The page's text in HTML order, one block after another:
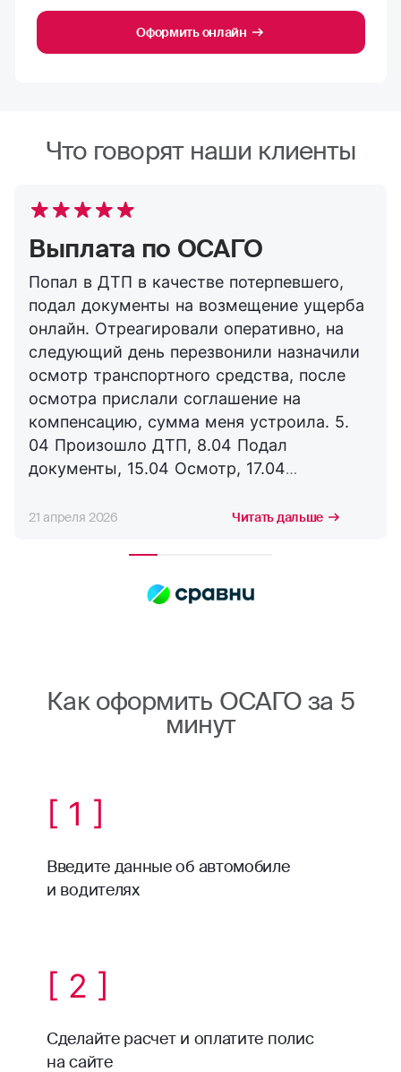
Оформить онлайн
Что говорят наши клиенты
Выплата по ОСАГО
Попал в ДТП в качестве потерпевшего,
подал документы на возмещение ущерба
онлайн. Отреагировали оперативно, на
следующий день перезвонили назначили
осмотр транспортного средства, после
осмотра прислали соглашение на
компенсацию, сумма меня устроила. 5.
04 Произошло ДТП, 8.04 Подал
документы, 15.04 Осмотр, 17.04
сотрудничать с компанией дальше,
21 апреля 2026 Читать дальше
Как оформить ОСАГО за 5
минут
[ 1 ]
Введите данные об автомобиле
и водителях
[ 2 ]
Сделайте расчет и оплатите полис
на сайте